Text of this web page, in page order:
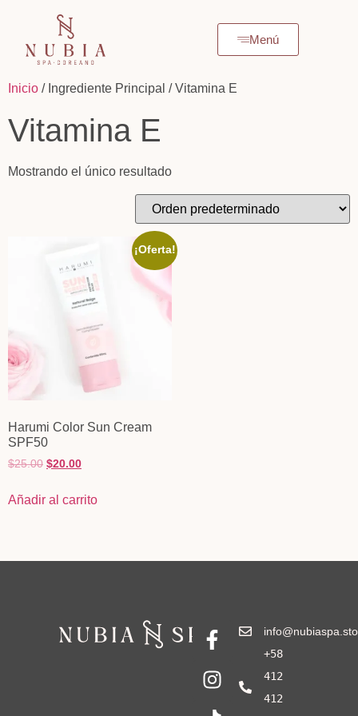
Menú
Inicio / Ingrediente Principal / Vitamina E
Vitamina E
Mostrando el único resultado
¡Oferta!
Harumi Color Sun Cream
SPF50
$25.00 $20.00
Añadir al carrito
+58
412
412